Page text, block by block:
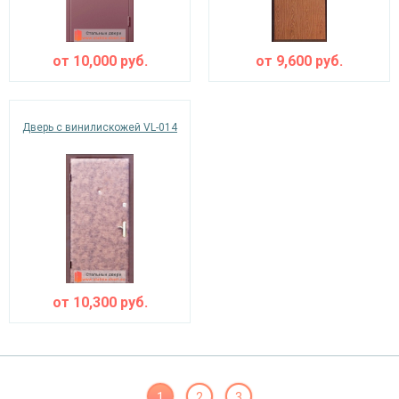
от 10,000руб. от 9,600 руб.
Дверь с винилискожей VL-014
от 10,300руб.